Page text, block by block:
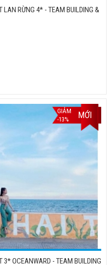
LAN RỪNG 4* - TEAM BUILDING &
GIẢM
-13%
MỚI
3* OCEANWARD - TEAM BUILDING